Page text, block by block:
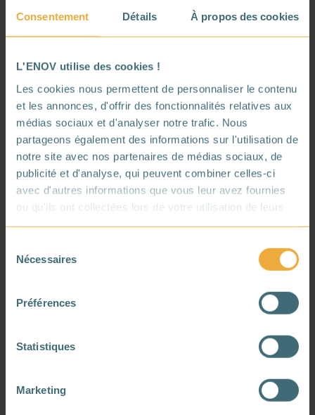
Consentement Détails À propos des cookies
L'ENOV utilise des cookies !
Les cookies nous permettent de personnaliser le contenu
et les annonces, d'offrir des fonctionnalités relatives aux
médias sociaux et d'analyser notre trafic. Nous
partageons également des informations sur l'utilisation de
notre site avec nos partenaires de médias sociaux, de
publicité et d'analyse, qui peuvent combiner celles-ci
avec d'autres informations que vous leur avez fournies
ou qu'ils ont collectées lors de votre utilisation de leurs
Nécessaires
Préférences
Statistiques
Marketing
favorise une meilleurerésilience
énergétique. Cela permet également
d’accélérer la
transition
mais aussi plusefficaceslorsque la
demande globale diminue.
COMMENT DIMINUER LA
CONSOMMATION D’ÉNERGIE ?
Réduire sa consommation d’énergie repose
sur deux leviers complémentaires : adopter
de meilleures habitudesau quotidien et
améliorer la performance énergétiquedes
démarche accessible à tous, qui
de ce qui consomme et par des actions